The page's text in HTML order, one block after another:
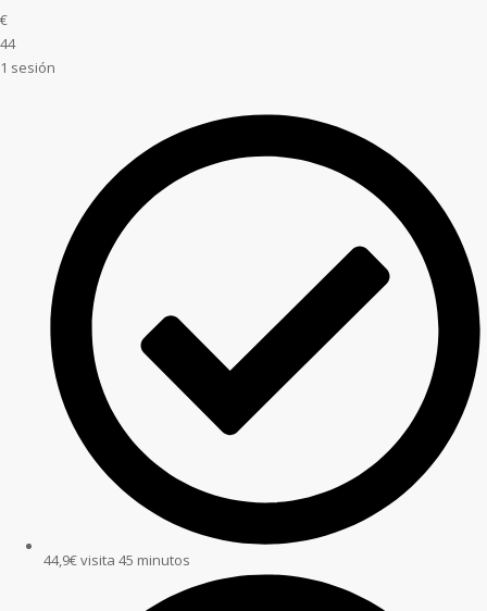
€
44
1 sesión
44,9€ visita 45 minutos